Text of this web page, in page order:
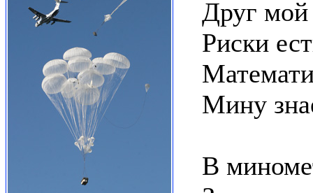
Друг
Риски
Мину
В